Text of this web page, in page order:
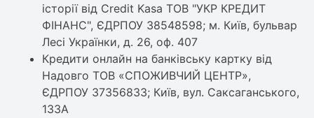
історії від Credit Kasa ТОВ "УКР КРЕДИТ
ФІНАНС", ЄДРПОУ 38548598; м. Київ, бульвар
Лесі Українки, д. 26, оф. 407
Кредити онлайн на банківську картку від
Надовго ТОВ «СПОЖИВЧИЙ ЦЕНТР»,
ЄДРПОУ 37356833; Київ, вул. Саксаганського,
133А